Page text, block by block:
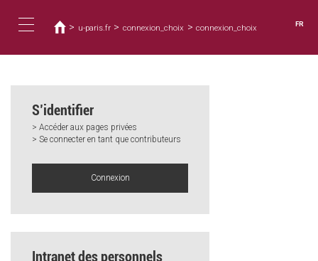
contenu
navigation
êtes
ici
> u-paris.fr > connexion_choix > connexion_choix FR
S’identifier
> Accéder aux pages privées
> Se connecter en tant que contributeurs
Connexion
Intranet des personnels